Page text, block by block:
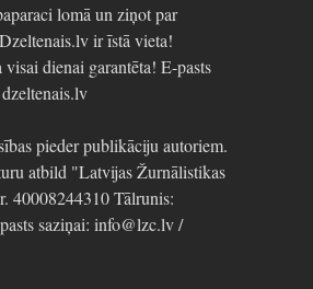
lomā un ziņot par
ir īstā vieta!
dienai garantēta! E-pasts
pieder publikāciju autoriem.
atbild "Latvijas Žurnālistikas
40008244310 Tālrunis:
saziņai: info@lzc.lv /